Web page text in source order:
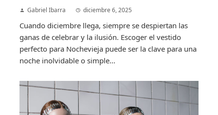
Gabriel Ibarra diciembre 6, 2025
Cuando diciembre llega, siempre se despiertan las
ganas de celebrar y la ilusión. Escoger el vestido
perfecto para Nochevieja puede ser la clave para una
noche inolvidable o simple...